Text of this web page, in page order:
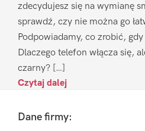
zdecydujesz się na wymianę
sprawdź, czy nie można go
Podpowiadamy, co zrobić,
Dlaczego telefon włącza się,
czarny? […]
Czytaj dalej
FooterDane firmy: